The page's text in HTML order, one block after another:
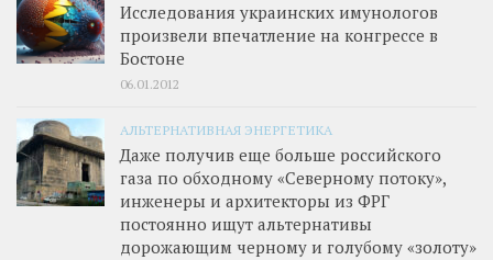
Исследования украинских имунологов
произвели впечатление на конгрессе в
Бостоне
06.01.2012
АЛЬТЕРНАТИВНАЯ ЭНЕРГЕТИКА
Даже получив еще больше российского
газа по обходному «Северному потоку»,
инженеры и архитекторы из ФРГ
постоянно ищут альтернативы
дорожающим черному и голубому «золоту»